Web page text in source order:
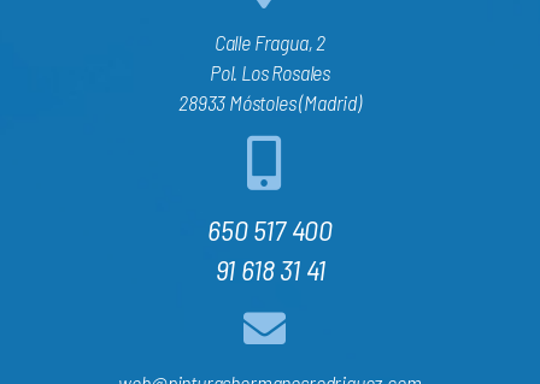
Calle Fragua, 2
Pol. Los Rosales
28933 Móstoles (Madrid)
650 517 400
91 618 31 41